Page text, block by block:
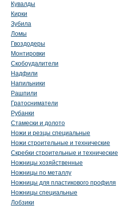
Кувалды
Кирки
Зубила
Ломы
Гвоздодеры
Монтировки
Скобоудалители
Надфили
Напильники
Рашпили
Гратосниматели
Рубанки
Стамески и долото
Ножи и резцы специальные
Ножи строительные и технические
Скребки строительные и технические
Ножницы хозяйственные
Ножницы по металлу
Ножницы для пластикового профиля
Ножницы специальные
Лобзики